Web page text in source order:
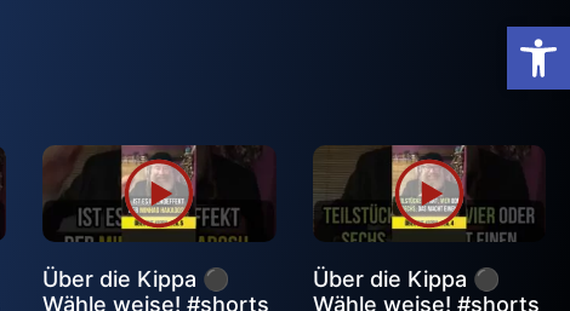
Über die Kippa ⚫
Wähle weise! #shorts
Über die Kippa ⚫
Wähle weise! #shorts